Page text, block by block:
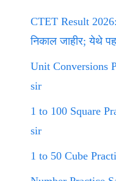
CTET Result 2026:
निकाल जाहीर; येथे
Unit Conversions
sir
1 to 100 Square
sir
1 to 50 Cube